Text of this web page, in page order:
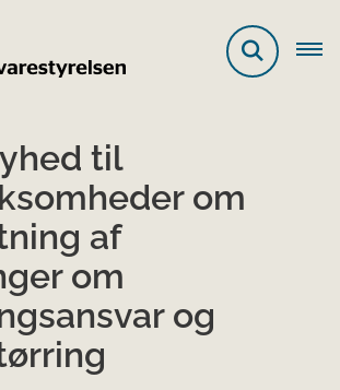
til
om
af
om
og